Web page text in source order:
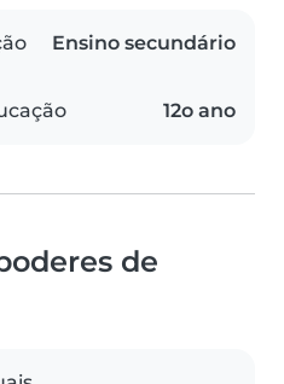
Ensino secundário
12o ano
de